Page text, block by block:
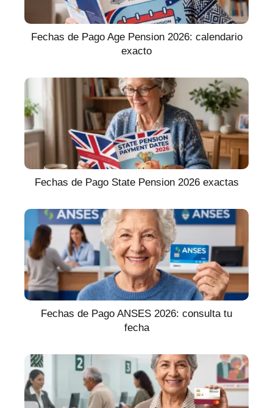
Fechas de Pago Age Pension 2026: calendario
exacto
Fechas de Pago State Pension 2026 exactas
Fechas de Pago ANSES 2026: consulta tu
fecha